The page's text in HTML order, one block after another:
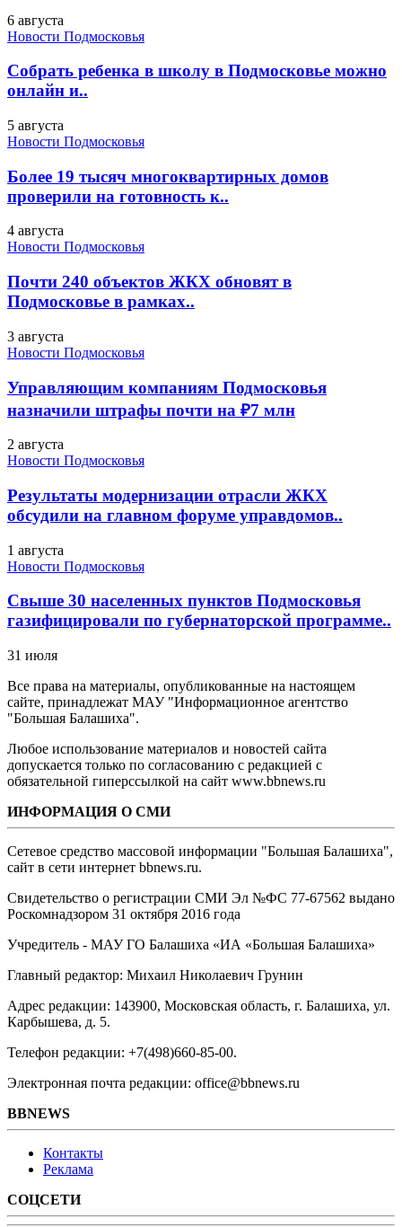
6 августа
Новости Подмосковья
Собрать ребенка в школу в Подмосковье можно
онлайн и..
5 августа
Новости Подмосковья
Более 19 тысяч многоквартирных домов
проверили на готовность к..
4 августа
Новости Подмосковья
Почти 240 объектов ЖКХ обновят в
Подмосковье в рамках..
3 августа
Новости Подмосковья
Управляющим компаниям Подмосковья
назначили штрафы почти на ₽7 млн
2 августа
Новости Подмосковья
Результаты модернизации отрасли ЖКХ
обсудили на главном форуме управдомов..
1 августа
Новости Подмосковья
Свыше 30 населенных пунктов Подмосковья
газифицировали по губернаторской программе..
31 июля
Все права на материалы, опубликованные на настоящем
сайте, принадлежат МАУ "Информационное агентство
"Большая Балашиха".
Любое использование материалов и новостей сайта
допускается только по согласованию с редакцией с
обязательной гиперссылкой на сайт www.bbnews.ru
ИНФОРМАЦИЯ О СМИ
Сетевое средство массовой информации "Большая Балашиха",
сайт в сети интернет bbnews.ru.
Свидетельство о регистрации СМИ Эл №ФС ‎77-67562 выдано
Роскомнадзором 31 октября 2016 года
Учредитель - МАУ ГО Балашиха «ИА «Большая Балашиха»
Главный редактор: Михаил Николаевич Грунин
Адрес редакции: 143900, Московская область, г. Балашиха, ул.
Карбышева, д. 5.
Телефон редакции: +7(498)660-85-00.
Электронная почта редакции: office@bbnews.ru
BBNEWS
Контакты
Реклама
СОЦСЕТИ